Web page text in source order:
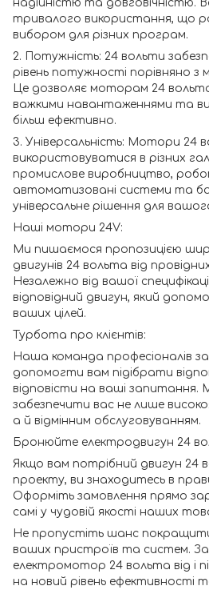
надійністю та довговічністю.
тривалого використання, що
вибором для різних програм.
2. Потужність: 24 вольти
рівень потужності порівняно
Це дозволяє моторам 24
важкими навантаженнями та
більш ефективно.
3. Універсальність: Мотори 24
використовуватися в різних
промислове виробництво,
автоматизовані системи та
універсальне рішення для
Наші мотори 24V:
Ми пишаємося пропозицією
двигунів 24 вольта від
Незалежно від вашої
відповідний двигун, який
ваших цілей.
Турбота про клієнтів:
Наша команда професіоналів
допомогти вам підібрати
відповісти на ваші запитання.
забезпечити вас не лише
а й відмінним обслуговуванням.
Бронюйте електродвигун 24
Якщо вам потрібний двигун 24
проекту, ви знаходитесь в
Оформіть замовлення прямо
самі у чудовій якості наших
Не пропустіть шанс
ваших пристроїв та систем.
електромотор 24 вольта від і
на новий рівень ефективності